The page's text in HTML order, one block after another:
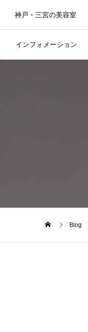
インフォメーション
神戸・三宮の美容室
Blog